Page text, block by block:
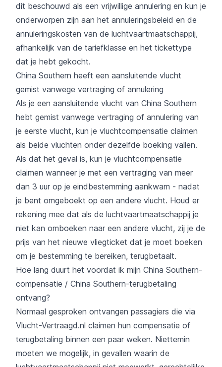
dit beschouwd als een vrijwillige annulering en kun je
onderworpen zijn aan het annuleringsbeleid en de
annuleringskosten van de luchtvaartmaatschappij,
afhankelijk van de tariefklasse en het tickettype
dat je hebt gekocht.
China Southern heeft een aansluitende vlucht
gemist vanwege vertraging of annulering
Als je een aansluitende vlucht van China Southern
hebt gemist vanwege vertraging of annulering van
je eerste vlucht, kun je vluchtcompensatie claimen
als beide vluchten onder dezelfde boeking vallen.
Als dat het geval is, kun je vluchtcompensatie
claimen wanneer je met een vertraging van meer
dan 3 uur op je eindbestemming aankwam - nadat
je bent omgeboekt op een andere vlucht. Houd er
rekening mee dat als de luchtvaartmaatschappij je
niet kan omboeken naar een andere vlucht, zij je de
prijs van het nieuwe vliegticket dat je moet boeken
om je bestemming te bereiken, terugbetaalt.
Hoe lang duurt het voordat ik mijn China Southern-
compensatie / China Southern-terugbetaling
ontvang?
Normaal gesproken ontvangen passagiers die via
Vlucht-Vertraagd.nl claimen hun compensatie of
terugbetaling binnen een paar weken. Niettemin
moeten we mogelijk, in gevallen waarin de